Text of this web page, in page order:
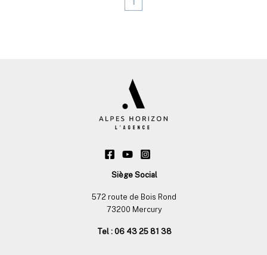
1
Siège Social
572 route de Bois Rond
73200 Mercury
Tel : 06 43 25 81 38